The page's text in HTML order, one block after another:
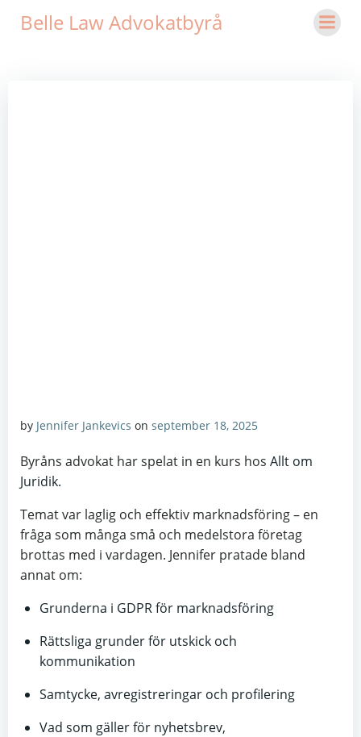
till
Belle Law Advokatbyrå
by Jennifer Jankevics on september 18, 2025
Byråns advokat har spelat in en kurs hos Allt om
Juridik.
Temat var laglig och effektiv marknadsföring – en
fråga som många små och medelstora företag
brottas med i vardagen. Jennifer pratade bland
annat om:
Grunderna i GDPR för marknadsföring
Rättsliga grunder för utskick och
kommunikation
Samtycke, avregistreringar och profilering
Vad som gäller för nyhetsbrev,